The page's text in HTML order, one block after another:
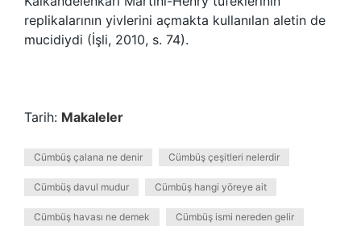
replikalarının yivlerini açmakta kullanılan aletin de
mucidiydi (İşli, 2010, s. 74).
Tarih: Makaleler
Cümbüş çalana ne denir Cümbüş çeşitleri nelerdir
Cümbüş davul mudur Cümbüş hangi yöreye ait
Cümbüş havası ne demek Cümbüş ismi nereden gelir